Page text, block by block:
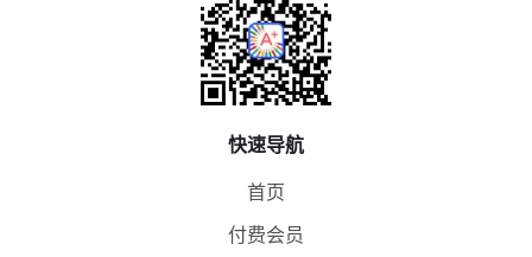
快速导航
首页
付费会员